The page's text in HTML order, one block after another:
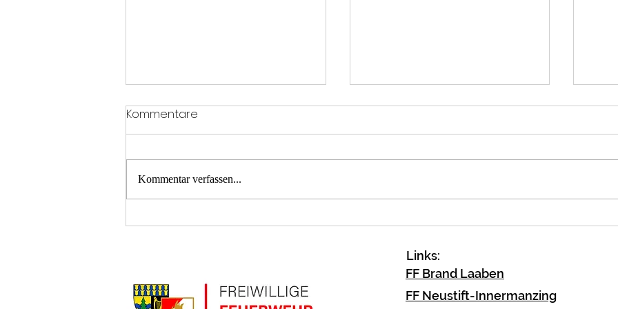
B2
Kommentare
Kommentar verfassen...
Links:
FF Brand Laaben
FF Neustift-Innermanzing